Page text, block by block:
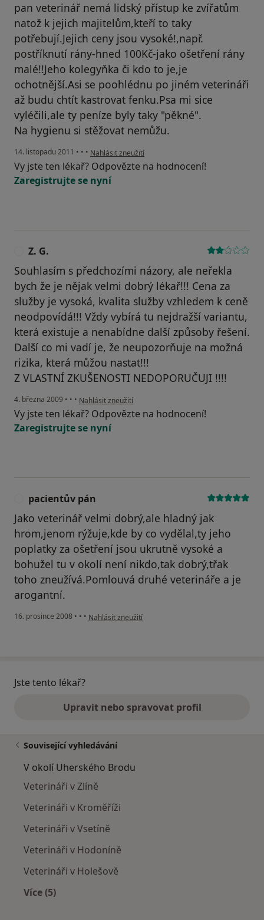
pan veterinář nemá lidský přístup ke zvířatům
natož k jejich majitelům,kteří to taky
potřebují.Jejich ceny jsou vysoké!,např.
postříknutí rány-hned 100Kč-jako ošetření rány
malé!!Jeho kolegyňka či kdo to je,je
ochotnější.Asi se poohlédnu po jiném veterináři
až budu chtít kastrovat fenku.Psa mi sice
vyléčili,ale ty peníze byly taky "pěkné".
Na hygienu si stěžovat nemůžu.
14. listopadu 2011 • • • podle názoru uživatele Pacient
Nahlásit zneužití
Vy jste ten lékař? Odpovězte na hodnocení!
Zaregistrujte se nyní
Z. G.
Souhlasím s předchozími názory, ale neřekla
bych že je nějak velmi dobrý lékař!!! Cena za
služby je vysoká, kvalita služby vzhledem k ceně
neodpovídá!!! Vždy vybírá tu nejdražší variantu,
která existuje a nenabídne další způsoby řešení.
Další co mi vadí je, že neupozorňuje na možná
rizika, která můžou nastat!!!
Z VLASTNÍ ZKUŠENOSTI NEDOPORUČUJI !!!!
4. března 2009 • • • podle názoru uživatele Z. G.
Nahlásit zneužití
Vy jste ten lékař? Odpovězte na hodnocení!
Zaregistrujte se nyní
pacientův pán
Jako veterinář velmi dobrý,ale hladný jak
hrom,jenom rýžuje,kde by co vydělal,ty jeho
poplatky za ošetření jsou ukrutně vysoké a
bohužel tu v okolí není nikdo,tak dobrý,třak
toho zneužívá.Pomlouvá druhé veterináře a je
arogantní.
16. prosince 2008 • • • podle názoru uživatele pacientův pán
Nahlásit zneužití
Jste tento lékař?
Upravit nebo spravovat profil
Související vyhledávání
V okolí Uherského Brodu
Veterináři v Zlíně
Veterináři v Kroměříži
Veterináři v Vsetíně
Veterináři v Hodoníně
Veterináři v Holešově
Více (5)